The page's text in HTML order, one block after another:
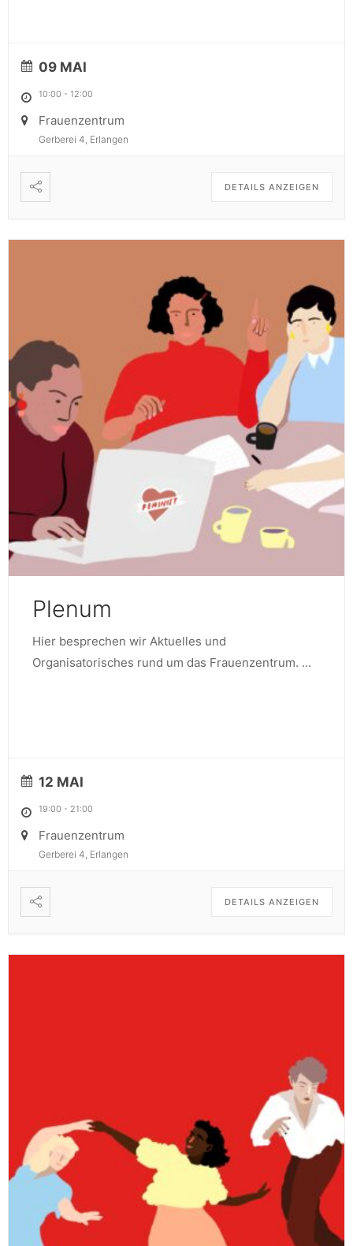
09 MAI
10:00 - 12:00
Frauenzentrum
Gerberei 4, Erlangen
DETAILS ANZEIGEN
Plenum
Hier besprechen wir Aktuelles und
Organisatorisches rund um das Frauenzentrum. ...
12 MAI
19:00 - 21:00
Frauenzentrum
Gerberei 4, Erlangen
DETAILS ANZEIGEN